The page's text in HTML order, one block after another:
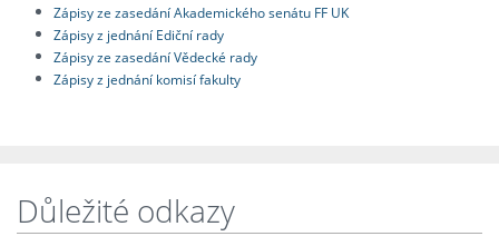
Zápisy ze zasedání Akademického senátu FF UK
Zápisy z jednání Ediční rady
Zápisy ze zasedání Vědecké rady
Zápisy z jednání komisí fakulty
Důležité odkazy